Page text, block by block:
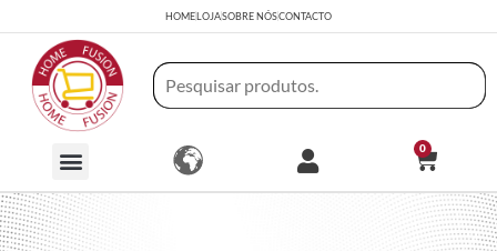
HOMELOJASOBRE NÓSCONTACTO
0